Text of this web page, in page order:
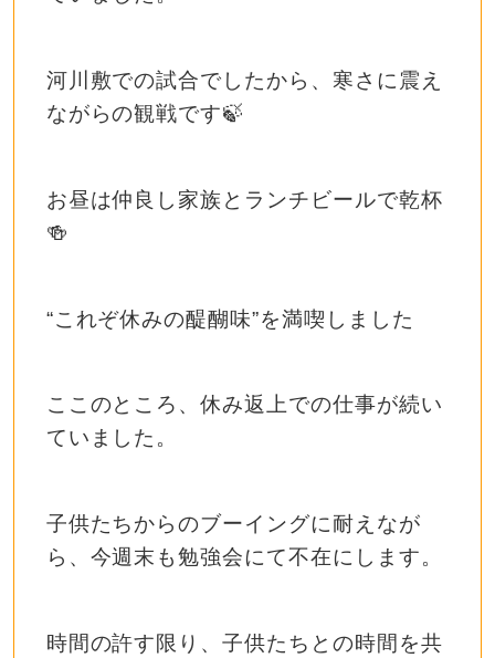
河川敷での試合でしたから、寒さに震え
ながらの観戦です🍃
お昼は仲良し家族とランチビールで乾杯
🍻
“これぞ休みの醍醐味”を満喫しました
ここのところ、休み返上での仕事が続い
ていました。
子供たちからのブーイングに耐えなが
ら、今週末も勉強会にて不在にします。
時間の許す限り、子供たちとの時間を共